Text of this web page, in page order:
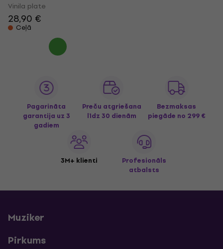
Vinila plate
28,90 €
Ceļā
Pagarināta
garantija uz 3
gadiem
Preču atgriešana
līdz 30 dienām
Bezmaksas
piegāde no 299 €
3M+ klienti
Profesionāls
atbalsts
Muziker
Pirkums